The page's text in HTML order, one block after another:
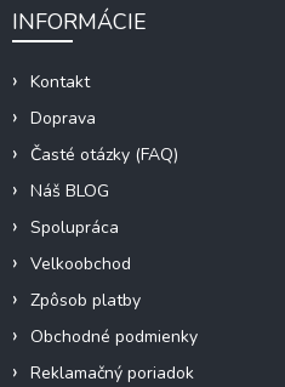
INFORMÁCIE
Kontakt
Doprava
Časté otázky (FAQ)
Náš BLOG
Spolupráca
Velkoobchod
Zpôsob platby
Obchodné podmienky
Reklamačný poriadok